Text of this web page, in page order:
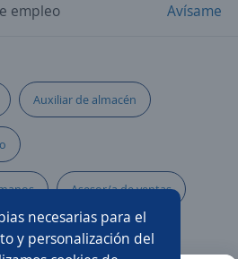
necesarias para el
y personalización del
empleo Avísame
Auxiliar de almacén
Asesor/a de ventas
auxiliar administrativo